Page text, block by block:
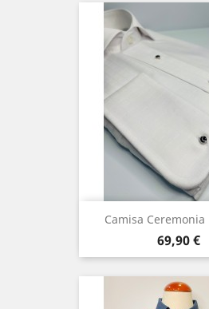
Camisa Ceremonia
Precio
69,90 €